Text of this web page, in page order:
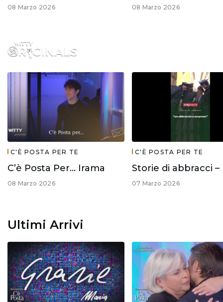
08 Marzo 2026 08 Marzo 2026
C'È POSTA PER TE
C’è Posta Per… Irama
08 Marzo 2026
C'È POSTA PER TE
07 Marzo 2026
Ultimi Arrivi